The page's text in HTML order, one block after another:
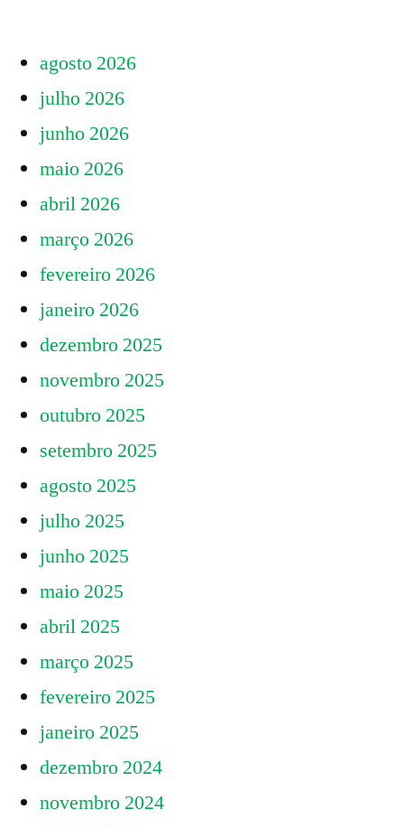
agosto 2026
julho 2026
junho 2026
maio 2026
abril 2026
março 2026
fevereiro 2026
janeiro 2026
dezembro 2025
novembro 2025
outubro 2025
setembro 2025
agosto 2025
julho 2025
junho 2025
maio 2025
abril 2025
março 2025
fevereiro 2025
janeiro 2025
dezembro 2024
novembro 2024